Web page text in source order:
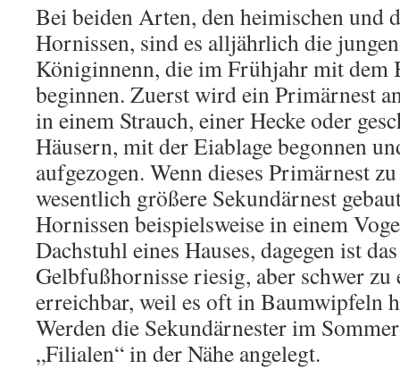
Bei beiden Arten, den heimischen und
Hornissen, sind es alljährlich die
Königinnenn, die im Frühjahr mit dem
beginnen. Zuerst wird ein Primärnest
in einem Strauch, einer Hecke oder
Häusern, mit der Eiablage begonnen
aufgezogen. Wenn dieses Primärnest
wesentlich größere Sekundärnest
Hornissen beispielsweise in einem
Dachstuhl eines Hauses, dagegen ist
Gelbfußhornisse riesig, aber schwer zu
erreichbar, weil es oft in Baumwipfeln
Werden die Sekundärnester im
„Filialen“ in der Nähe angelegt.